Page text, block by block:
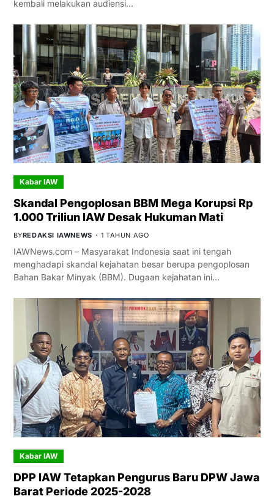
kembali melakukan audiensi…
Kabar IAW
Skandal Pengoplosan BBM Mega Korupsi Rp
1.000 Triliun IAW Desak Hukuman Mati
BYREDAKSI IAWNEWS 1 TAHUN AGO
IAWNews.com – Masyarakat Indonesia saat ini tengah
menghadapi skandal kejahatan besar berupa pengoplosan
Bahan Bakar Minyak (BBM). Dugaan kejahatan ini…
Kabar IAW
DPP IAW Tetapkan Pengurus Baru DPW Jawa
Barat Periode 2025-2028